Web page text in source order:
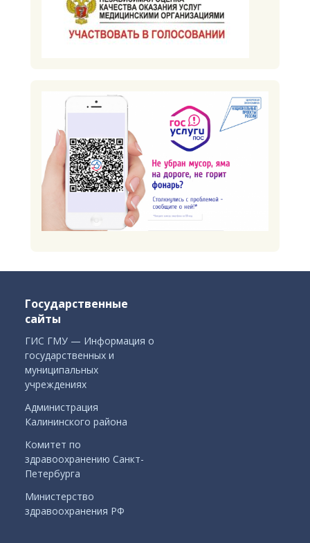
Государственные
сайты
ГИС ГМУ — Информация о
государственных и
муниципальных
учреждениях
Администрация
Калининского района
Комитет по
здравоохранению Санкт-
Петербурга
Министерство
здравоохранения РФ